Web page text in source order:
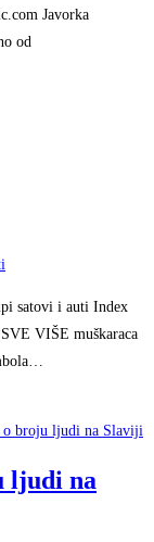
Javorka
od
satovi i auti Index
VIŠE muškaraca
ljudi na